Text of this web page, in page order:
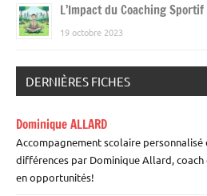
L’Impact du Coaching
19 octobre 2023
DERNIÈRES FICHES
Dominique ALLARD
Accompagnement scolaire
différences par Dominique Allard,
en opportunités!